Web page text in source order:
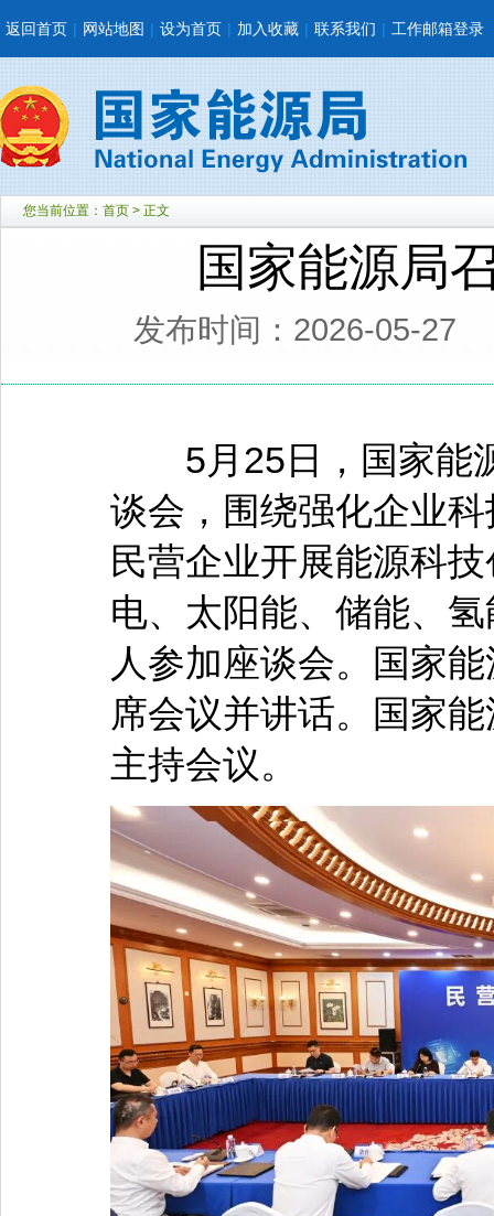
返回首页 | 网站地图 | 设为首页 | 加入收藏 | 联系我们 | 工作邮箱登录
您当前位置： 首页 > 正文
国家能源局
发布时间：2026-05-27
5月25日，国家能
谈会，围绕强化企业
民营企业开展能源科
电、太阳能、储能、
人参加座谈会。国家
席会议并讲话。国家
主持会议。